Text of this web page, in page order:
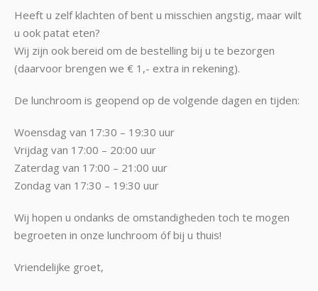
Heeft u zelf klachten of bent u misschien angstig, maar wilt
u ook patat eten?
Wij zijn ook bereid om de bestelling bij u te bezorgen
(daarvoor brengen we € 1,- extra in rekening).
De lunchroom is geopend op de volgende dagen en tijden:
Woensdag van 17:30 – 19:30 uur
Vrijdag van 17:00 – 20:00 uur
Zaterdag van 17:00 – 21:00 uur
Zondag van 17:30 – 19:30 uur
Wij hopen u ondanks de omstandigheden toch te mogen
begroeten in onze lunchroom óf bij u thuis!
Vriendelijke groet,